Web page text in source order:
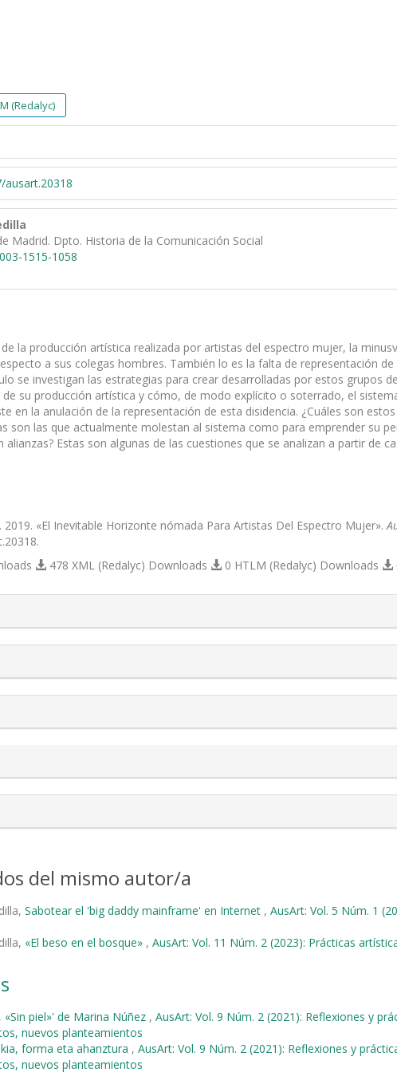
(Redalyc)
Madrid. Dpto. Historia de la Comunicación Social
1515-1058
de la producción artística realizada por artistas del espectro mujer, la
a sus colegas hombres. También lo es la falta de representación de
se investigan las estrategias para crear desarrolladas por estos grupos
su producción artística y cómo, de modo explícito o soterrado, el
en la anulación de la representación de esta disidencia. ¿Cuáles son
son las que actualmente molestan al sistema como para emprender su
alianzas? Estas son algunas de las cuestiones que se analizan a partir de
2019. «El Inevitable Horizonte nómada Para Artistas Del Espectro Mujer».
478 XML (Redalyc) Downloads 0 HTLM (Redalyc) Downloads
del mismo autor/a
Sabotear el 'big daddy mainframe' en Internet , AusArt: Vol. 5 Núm. 1
«El beso en el bosque» , AusArt: Vol. 11 Núm. 2 (2023): Prácticas
«Sin piel»' de Marina Núñez , AusArt: Vol. 9 Núm. 2 (2021): Reflexiones y
nuevos planteamientos
forma eta ahanztura , AusArt: Vol. 9 Núm. 2 (2021): Reflexiones y
nuevos planteamientos